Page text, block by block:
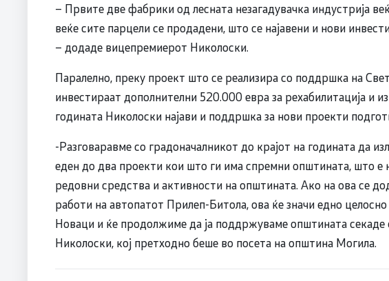
– Првите две фабрики од лесната незагадувачка индустрија
веќе сите парцели се продадени, што се најавени и нови
– додаде вицепремиерот Николоски.
Паралелно, преку проект што се реализира со поддршка на
инвестираат дополнителни 520.000 евра за рехабилитација и
годината Николоски најави и поддршка за нови проекти
-Разговаравме со градоначалникот до крајот на годината да
еден до два проекти кои што ги има спремни општината, што е
редовни средства и активности на општината. Ако на ова се
работи на автопатот Прилеп-Битола, ова ќе значи едно
Новаци и ќе продолжиме да ја поддржуваме општината
Николоски, кој претходно беше во посета на општина Могила.